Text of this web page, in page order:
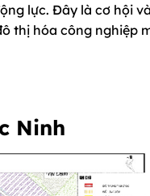
lực. Đây là cơ hội
thị hóa công nghiệp
Ninh